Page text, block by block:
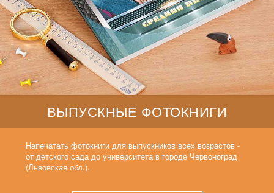
ВЫПУСКНЫЕ ФОТОКНИГИ
Напечатать фотокниги для выпускников всех возрастов -
от детского сада до университета в городе Червоноград
(Львовская обл.).